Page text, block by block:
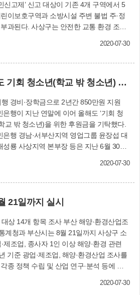
12월 31일 이전 출생) 본인이 운전면허증
주소지 동 행정복지센터를 직접 방문해 신
작성한 뒤 면허증과 함께 제출하면 된다.
허를 자진 반납하면 10만원 상당의 선불 교
수 있을 뿐만 아니라 편의점 등 일부 유통
운전면허 자진반납 우대제를 시행, 올해 5
라 2017년까지 지속해서 증가하던 고령자
통사고 사망자 수가 감소하는 효과를 보고
다. 부산시 공공교통정책과(☎888-3916)
이보호구역과 소방시설 주변 불법 주·정
교통 환경 조성
~7월 31일까지의 계도 기간에는 계고장
변 5m 이내 정지 상태 차량)도 8월 3일 주
중 부과할 예정이다. ‘불법 주·정차
스마트폰의 ‘안전신문고’ 또는 ‘생활불편
을 신고하는 제도다. 스마트폰 앱을
가 식별 가능하도록 동일한 위치에서 1분
하면 된다. 어린이보호구역의 경우 안전
표시가 차량 사진으로 확인돼야 한다. 단
관계자는 “어린이보
신고제 대상으로 추가됨으로써 기존 4개
모퉁이, 버스정류소, 보도·횡단보도)에서
“화재 등 비상시 원활한 교통흐름과 어린
교통법규를 준수하고 주차질서를 꼭 지
켜줄 것을 당부드린다”고 말했다. 교통행정과(☎310-4506)
2020-07-30
KB국민은행, 올해도 기회 청소년(학교 밖 청소년) 후원
경비·장학금으로 2년간 850만원 지원
은행이 지난 연말에 이어 올해도 ‘기회 청
교 밖 청소년)을 위한 후원금을 기탁했다.
은행 경남·서부산지역 영업그룹 윤장섭 대
성룡 사상지역 본부장 등은 지난 6월 30일
대표는 이날 “국민은행 직원 모두가 학교
쁘게 생각한다”며 “청소년들에게 조금이나
되었으면 좋겠다”고 밝혔다. KB국민은
난해 연말에도 사상구 학교밖청소년지원
상구 꿈드림)의 청소년과 실무자 등 21명
16일~19일까지 3박4일 일정으로 제주도
여행을 갈 수 있도록 350만원을 후원했다.
2020-07-30
21일까지 실시
상 14개 항목 조사 부산 해양·환경산업조
제조업, 종사자 1인 이상 해양·환경 관련
기준 광업·제조업, 해양·환경산업 조사를
2020-07-30